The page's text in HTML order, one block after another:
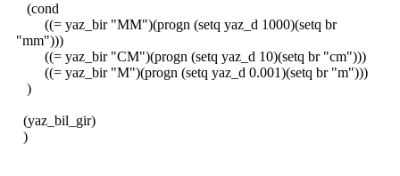
(cond
((= yaz_bir "MM")(progn (setq yaz_d 1000)(setq br
"mm")))
((= yaz_bir "CM")(progn (setq yaz_d 10)(setq br "cm")))
((= yaz_bir "M")(progn (setq yaz_d 0.001)(setq br "m")))
)
(yaz_bil_gir)
)